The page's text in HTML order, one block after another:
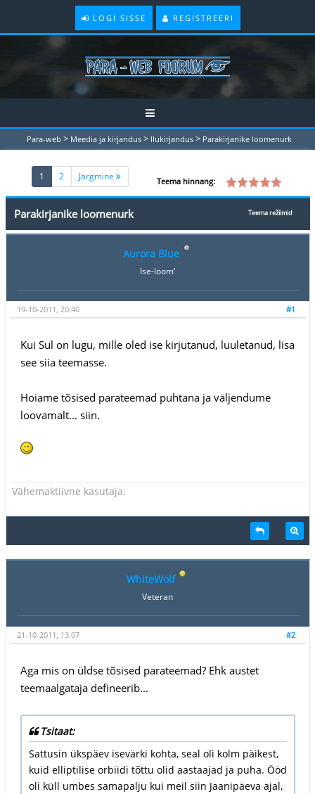
LOGI SISSE REGISTREERI
Para-web > Meedia ja kirjandus > Ilukirjandus > Parakirjanike loomenurk
1 (current)
2 Järgmine Teema hinnang:
Teema režiimid
Parakirjanike loomenurk
Aurora Blue
Ise-loom'
#1
19-10-2011, 20:40
Kui Sul on lugu, mille oled ise kirjutanud, luuletanud, lisa
see siia teemasse.
Hoiame tõsised parateemad puhtana ja väljendume
loovamalt... siin.
Vähemaktiivne kasutaja.
WhiteWolf
Veteran
#2
21-10-2011, 13:07
Aga mis on üldse tõsised parateemad? Ehk austet
teemaalgataja defineerib...
Tsitaat:
Sattusin ükspäev isevärki kohta, seal oli kolm päikest,
kuid elliptilise orbiidi tõttu olid aastaajad ja puha. Ööd
oli küll umbes samapalju kui meil siin Jaanipäeva ajal,